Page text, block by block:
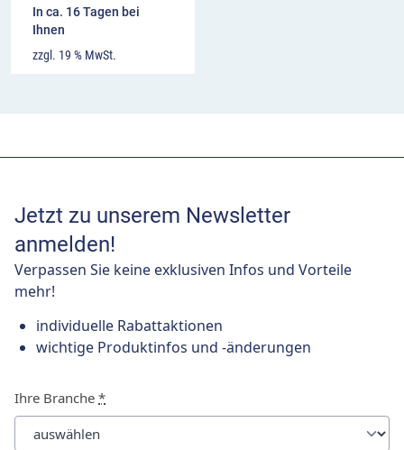
In ca. 16 Tagen bei
Ihnen
zzgl. 19 % MwSt.
Jetzt zu unserem Newsletter
anmelden!
Verpassen Sie keine exklusiven Infos und Vorteile
mehr!
individuelle Rabattaktionen
wichtige Produktinfos und -änderungen
Ihre Branche *